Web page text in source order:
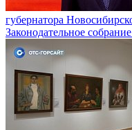
губернатора
Законодательное